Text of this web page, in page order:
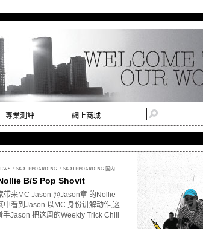
專業測評 網上商城
/ SKATEBOARDING / SKATEBOARDING 国内
B/S Pop Shovit
带来MC Jason @Jason章 的Nollie
中看到Jason 以MC 身份讲解动作,这
手Jason 把这周的Weekly Trick Chill